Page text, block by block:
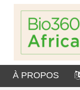
À PROPOS